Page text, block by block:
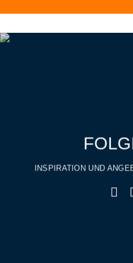
INSPIRATION UND